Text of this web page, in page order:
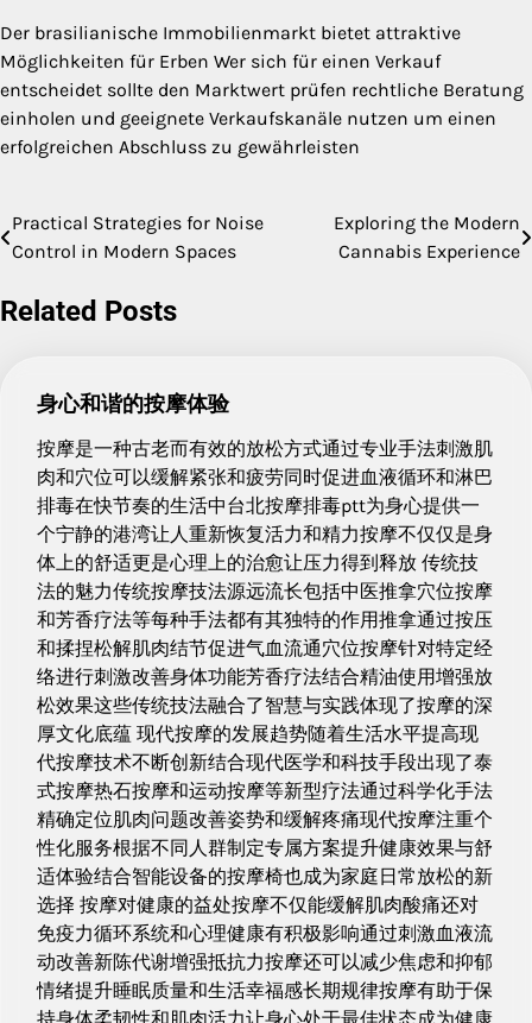
Der brasilianische Immobilienmarkt bietet attraktive
Möglichkeiten für Erben Wer sich für einen Verkauf
entscheidet sollte den Marktwert prüfen rechtliche Beratung
einholen und geeignete Verkaufskanäle nutzen um einen
erfolgreichen Abschluss zu gewährleisten
Post
Practical Strategies for Noise
Control in Modern Spaces
Exploring the Modern
Cannabis Experience
Related Posts
身心和谐的按摩体验
按摩是一种古老而有效的放松方式通过专业手法刺激肌
肉和穴位可以缓解紧张和疲劳同时促进血液循环和淋巴
排毒在快节奏的生活中台北按摩排毒ptt为身心提供一
个宁静的港湾让人重新恢复活力和精力按摩不仅仅是身
体上的舒适更是心理上的治愈让压力得到释放 传统技
法的魅力传统按摩技法源远流长包括中医推拿穴位按摩
和芳香疗法等每种手法都有其独特的作用推拿通过按压
和揉捏松解肌肉结节促进气血流通穴位按摩针对特定经
络进行刺激改善身体功能芳香疗法结合精油使用增强放
松效果这些传统技法融合了智慧与实践体现了按摩的深
厚文化底蕴 现代按摩的发展趋势随着生活水平提高现
代按摩技术不断创新结合现代医学和科技手段出现了泰
式按摩热石按摩和运动按摩等新型疗法通过科学化手法
精确定位肌肉问题改善姿势和缓解疼痛现代按摩注重个
性化服务根据不同人群制定专属方案提升健康效果与舒
适体验结合智能设备的按摩椅也成为家庭日常放松的新
选择 按摩对健康的益处按摩不仅能缓解肌肉酸痛还对
免疫力循环系统和心理健康有积极影响通过刺激血液流
动改善新陈代谢增强抵抗力按摩还可以减少焦虑和抑郁
情绪提升睡眠质量和生活幸福感长期规律按摩有助于保